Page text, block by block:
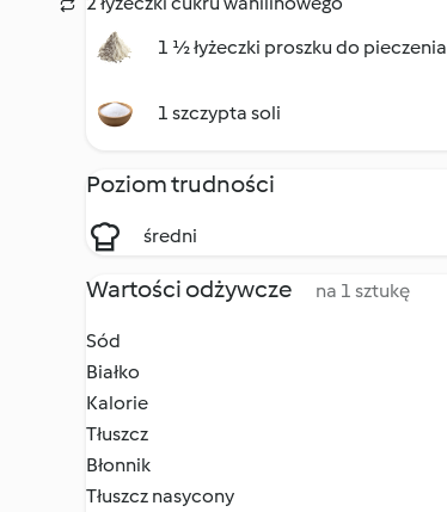
1 ½ łyżeczki proszku do pieczenia
1 szczypta soli
Poziom trudności
średni
Wartości odżywcze na 1 sztukę
Sód
Białko
Kalorie
Tłuszcz
Błonnik
Tłuszcz nasycony